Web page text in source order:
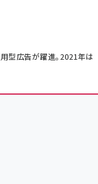
型広告が躍進。2021年は